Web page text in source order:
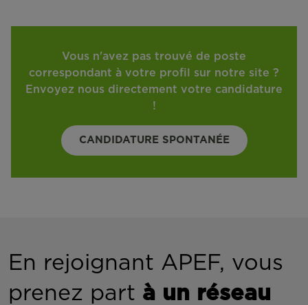
Vous n'avez pas trouvé de poste
correspondant à votre profil sur notre site ?
Envoyez nous directement votre candidature
!
CANDIDATURE SPONTANÉE
En rejoignant APEF, vous
prenez part à un réseau